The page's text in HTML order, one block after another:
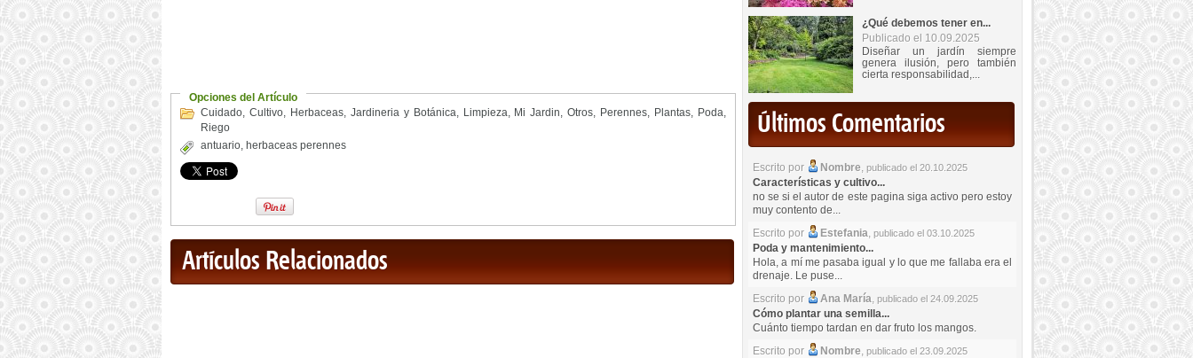
Opciones del Artículo
Cuidado, Cultivo, Herbaceas, Jardineria y Botánica, Limpieza, Mi Jardin,Otros, Perennes, Plantas, Poda,
Riego
antuario, herbaceas perennes
Artículos Relacionados
¿Qué debemos tener en...
Publicado el 10.09.2025
Diseñar un jardín siempre
genera ilusión, pero también
cierta responsabilidad,...
Últimos Comentarios
Escrito por Nombre, publicado el 20.10.2025
Características y cultivo...
no se si el autor de este pagina siga activo pero estoy
muy contento de...
Escrito por
Estefania, publicado el 03.10.2025
Poda y mantenimiento...
Hola, a mí me pasaba igual y lo que me fallaba era el
drenaje. Le puse...
Escrito por
Ana María, publicado el 24.09.2025
Cómo plantar una semilla...
Cuánto tiempo tardan en dar fruto los mangos.
Escrito por
Nombre, publicado el 23.09.2025